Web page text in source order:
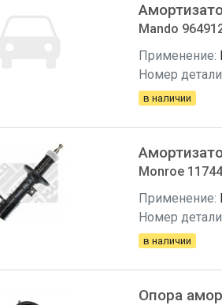
Mando
Применение:
Номер
в наличии
Monroe
Применение:
Номер
в наличии
Опора